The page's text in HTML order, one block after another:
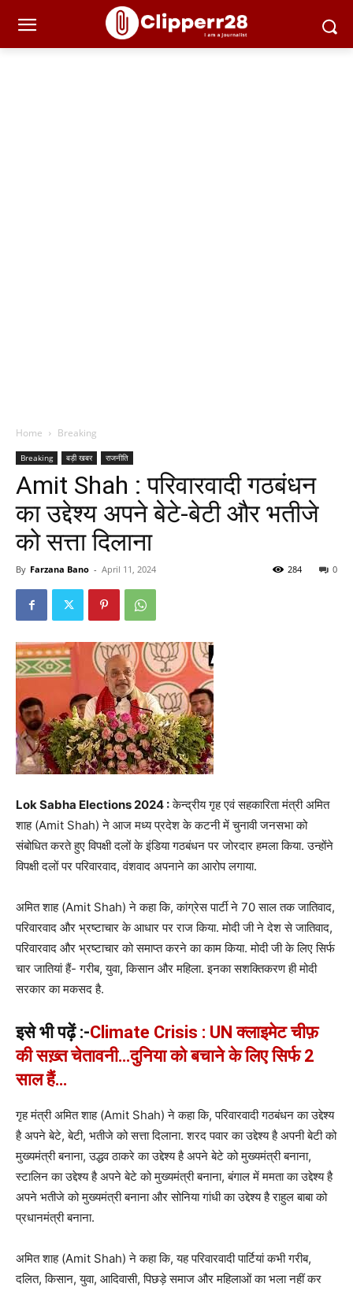
Home Breaking
Breaking बड़ी खबर राजनीति
Amit Shah : परिवारवादी गठबंधन
का उद्देश्य अपने बेटे-बेटी और भतीजे
को सत्ता दिलाना
By Farzana Bano - April 11, 2024 0
284
Lok Sabha Elections 2024 :केन्द्रीय गृह एवं सहकारिता मंत्री अमित
शाह (Amit Shah) ने आज मध्य प्रदेश के कटनी में चुनावी जनसभा को
संबोधित करते हुए विपक्षी दलों के इंडिया गठबंधन पर जोरदार हमला किया. उन्होंने
विपक्षी दलों पर परिवारवाद, वंशवाद अपनाने का आरोप लगाया.
अमित शाह (Amit Shah) ने कहा कि, कांग्रेस पार्टी ने 70 साल तक जातिवाद,
परिवारवाद और भ्रष्टाचार के आधार पर राज किया. मोदी जी ने देश से जातिवाद,
परिवारवाद और भ्रष्टाचार को समाप्त करने का काम किया. मोदी जी के लिए सिर्फ
चार जातियां हैं- गरीब, युवा, किसान और महिला. इनका सशक्तिकरण ही मोदी
सरकार का मकसद है.
इसे भी पढ़ें :-Climate Crisis : UN क्लाइमेट चीफ़
की सख़्त चेतावनी…दुनिया को बचाने के लिए सिर्फ 2
साल हैं…
गृह मंत्री अमित शाह (Amit Shah) ने कहा कि, परिवारवादी गठबंधन का उद्देश्य
है अपने बेटे, बेटी, भतीजे को सत्ता दिलाना. शरद पवार का उद्देश्य है अपनी बेटी को
मुख्यमंत्री बनाना, उद्धव ठाकरे का उद्देश्य है अपने बेटे को मुख्यमंत्री बनाना,
स्टालिन का उद्देश्य है अपने बेटे को मुख्यमंत्री बनाना, बंगाल में ममता का उद्देश्य है
अपने भतीजे को मुख्यमंत्री बनाना और सोनिया गांधी का उद्देश्य है राहुल बाबा को
प्रधानमंत्री बनाना.
अमित शाह (Amit Shah) ने कहा कि, यह परिवारवादी पार्टियां कभी गरीब,
दलित, किसान, युवा, आदिवासी, पिछड़े समाज और महिलाओं का भला नहीं कर